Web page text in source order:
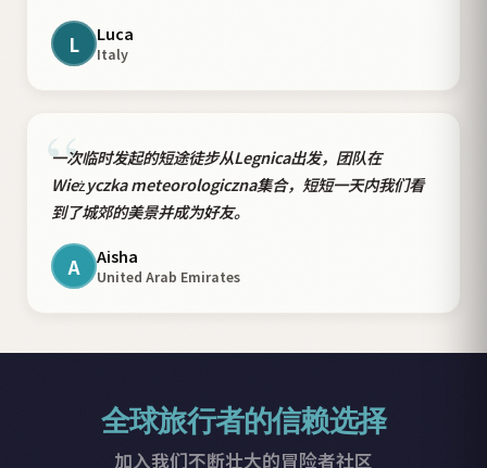
L Luca
Italy
“
一次临时发起的短途徒步从Legnica出发，团队在
Wieżyczka meteorologiczna集合，短短一天内我们看
到了城郊的美景并成为好友。
A Aisha
United Arab Emirates
全球旅行者的信赖选择
加入我们不断壮大的冒险者社区